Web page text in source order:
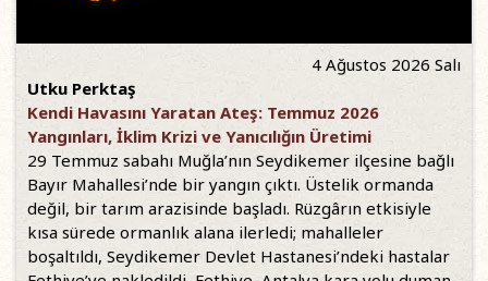
4 Ağustos 2026 Salı
Utku Perktaş
Kendi Havasını Yaratan Ateş: Temmuz 2026
Yangınları, İklim Krizi ve Yanıcılığın Üretimi
29 Temmuz sabahı Muğla’nın Seydikemer ilçesine bağlı
Bayır Mahallesi’nde bir yangın çıktı. Üstelik ormanda
değil, bir tarım arazisinde başladı. Rüzgârın etkisiyle
kısa sürede ormanlık alana ilerledi; mahalleler
boşaltıldı, Seydikemer Devlet Hastanesi’ndeki hastalar